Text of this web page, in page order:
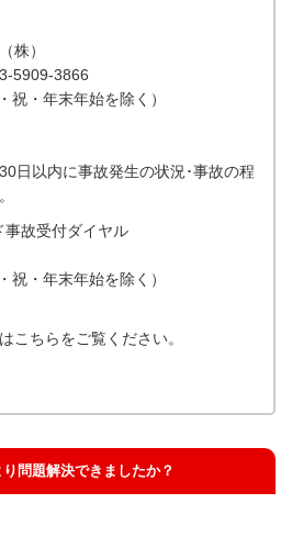
株）
5909-3866
祝・年末年始を除く）
日以内に事故発生の状況･事故の程
事故受付ダイヤル
祝・年末年始を除く）
こちらをご覧ください。
問題解決できましたか？